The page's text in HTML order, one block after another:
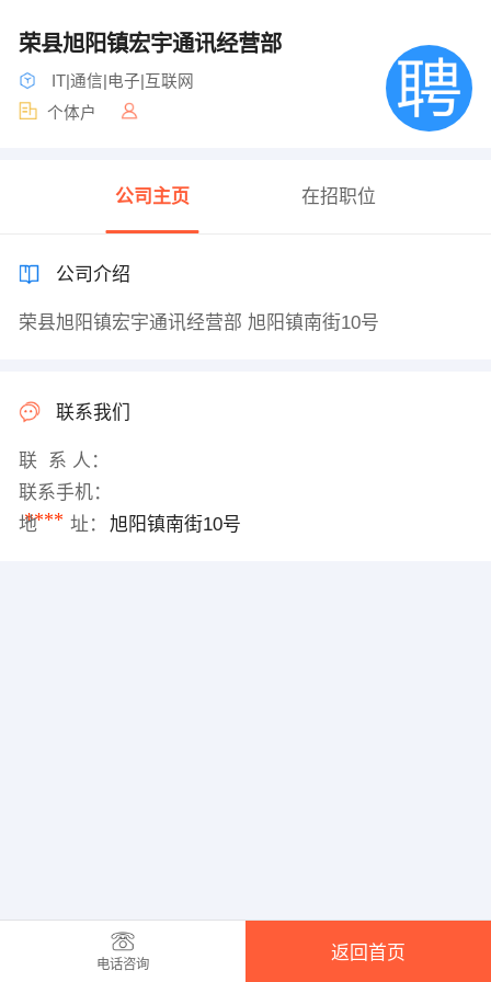
荣县旭阳镇宏宇通讯经营部
IT|通信|电子|互联网
个体户
公司主页 在招职位
公司介绍
荣县旭阳镇宏宇通讯经营部 旭阳镇南街10号
联系我们
联 系 人：
联系手机：
****
地 址： 旭阳镇南街10号
电话咨询
返回首页